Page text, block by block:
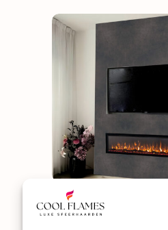
TV wand Cinewall met